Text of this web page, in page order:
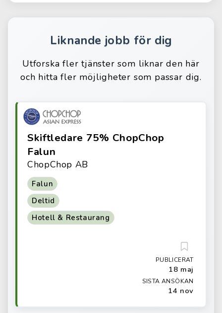
Liknande jobb för dig
Utforska fler tjänster som liknar den här
och hitta fler möjligheter som passar dig.
Skiftledare 75% ChopChop
Falun
ChopChop AB
Falun
Deltid
Hotell & Restaurang
PUBLICERAT
18 maj
SISTA ANSÖKAN
14 nov